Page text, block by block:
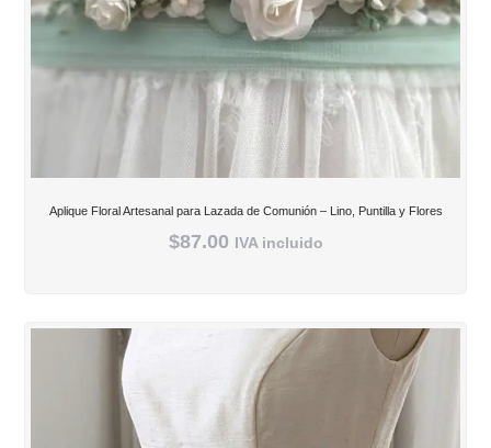
Aplique Floral Artesanal para Lazada de Comunión – Lino, Puntilla y Flores
$87.00 IVA incluido